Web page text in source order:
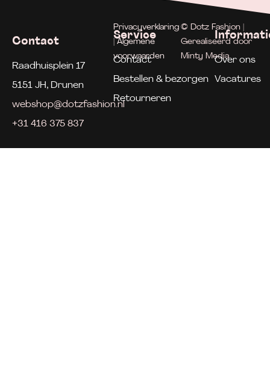
Contact
Raadhuisplein 17
5151 JH, Drunen
webshop@dotzfashion.nl
+31 416 375 837
Service
Contact
Bestellen & bezorgen
Retourneren
Over ons
Vacatures
Privacyverklaring
| Algemene
voorwaarden
© Dotz Fashion |
Gerealiseerd door
Minty Media